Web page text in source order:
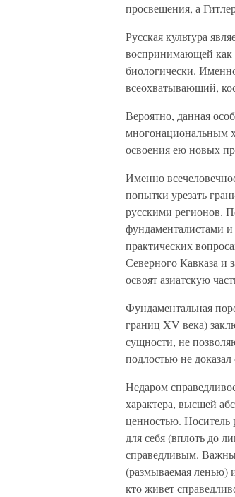
просвещения, а
Русская культура
воспринимающей как
биологически.
всеохватывающий,
Вероятно, данная
многонациональным
освоения ею новых
Именно
попытки урезать
русскими регионов.
фундаменталистами
практических
Северного Кавказа и
освоят азиатскую
Фундаментальная
границ XV века)
сущности, не
подлостью не доказал
Недаром
характера, высшей
ценностью. Носитель
для себя (вплоть до
справедливым.
(размываемая ленью)
кто живет